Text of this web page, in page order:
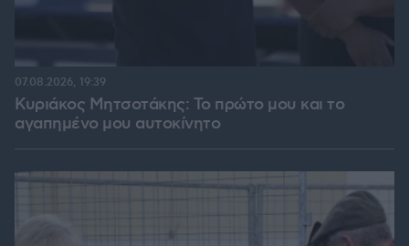
Κυριάκος Μητσοτάκης: Το πρώτο μου και το
αγαπημένο μου αυτοκίνητο
07.08.2026, 19:39